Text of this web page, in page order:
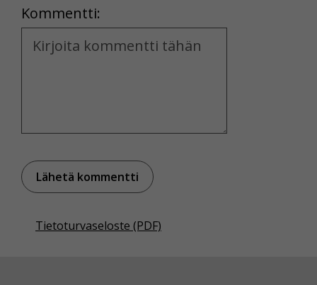
Kommentti:
Kommentti
Tietoturvaseloste (PDF)